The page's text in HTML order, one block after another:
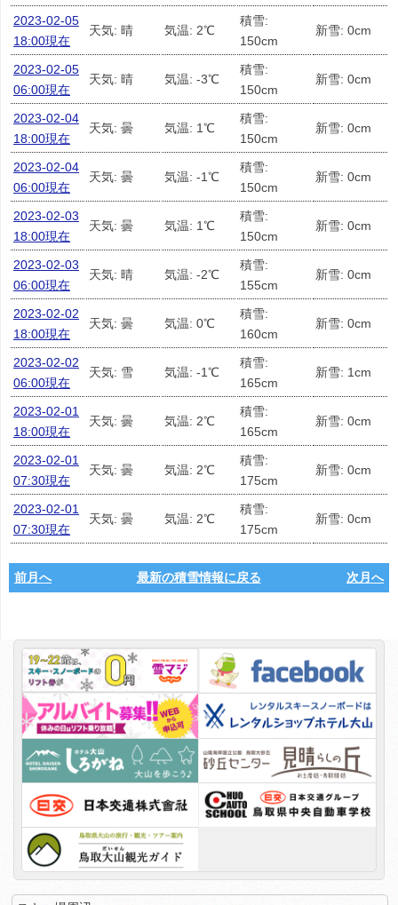
2023-02-05
18:00現在
天気: 晴 気温: 2℃
積雪:
150cm
新雪: 0cm
2023-02-05
06:00現在
天気: 晴 気温: -3℃
積雪:
150cm
新雪: 0cm
2023-02-04
18:00現在
天気: 曇 気温: 1℃
積雪:
150cm
新雪: 0cm
2023-02-04
06:00現在
天気: 曇 気温: -1℃
積雪:
150cm
新雪: 0cm
2023-02-03
18:00現在
天気: 曇 気温: 1℃
積雪:
150cm
新雪: 0cm
2023-02-03
06:00現在
天気: 晴 気温: -2℃
積雪:
155cm
新雪: 0cm
2023-02-02
18:00現在
天気: 曇 気温: 0℃
積雪:
160cm
新雪: 0cm
2023-02-02
06:00現在
天気: 雪 気温: -1℃
積雪:
165cm
新雪: 1cm
2023-02-01
18:00現在
天気: 曇 気温: 2℃
積雪:
165cm
新雪: 0cm
2023-02-01
07:30現在
天気: 曇 気温: 2℃
積雪:
175cm
新雪: 0cm
2023-02-01
07:30現在
天気: 曇 気温: 2℃
積雪:
175cm
新雪: 0cm
前月へ 最新の積雪情報に戻る 次月へ